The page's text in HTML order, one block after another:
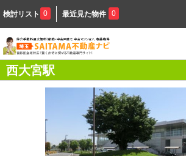
検討リスト 0 最近見た物件 0
西大宮駅